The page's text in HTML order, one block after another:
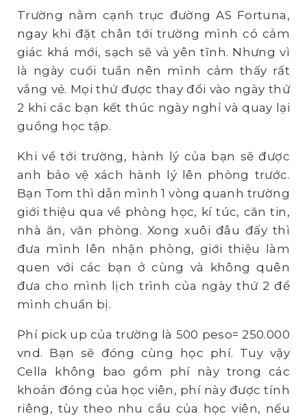
Trường nằm cạnh trục đường AS Fortuna,
ngay khi đặt chân tới trường mình có cảm
giác khá mới, sạch sẽ và yên tĩnh. Nhưng vì
là ngày cuối tuần nên mình cảm thấy rất
vắng vẻ. Mọi thứ được thay đổi vào ngày thứ
2 khi các bạn kết thúc ngày nghỉ và quay lại
guồng học tập.
Khi về tới trường, hành lý của bạn sẽ được
anh bảo vệ xách hành lý lên phòng trước.
Bạn Tom thì dẫn mình 1 vòng quanh trường
giới thiệu qua về phòng học, kí túc, căn tin,
nhà ăn, văn phòng. Xong xuôi đâu đấy thì
đưa mình lên nhận phòng, giới thiệu làm
quen với các bạn ở cùng và không quên
đưa cho mình lịch trình của ngày thứ 2 để
mình chuẩn bị.
Phí pick up của trường là 500 peso= 250.000
vnd. Bạn sẽ đóng cùng học phí. Tuy vậy
Cella không bao gồm phí này trong các
khoản đóng của học viên, phí này được tính
riêng, tùy theo nhu cầu của học viên, nếu